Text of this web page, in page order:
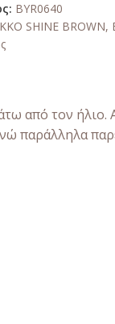
BYR0640
SHINE BROWN,
από τον ήλιο.
παράλληλα